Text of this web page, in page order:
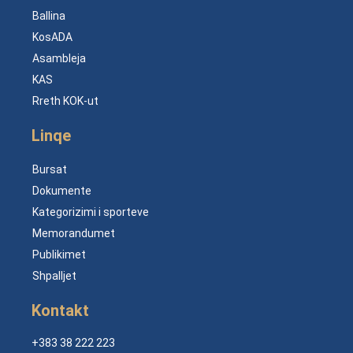
Ballina
KosADA
Asambleja
KAS
Rreth KOK-ut
Linqe
Bursat
Dokumente
Kategorizimi i sporteve
Memorandumet
Publikimet
Shpalljet
Kontakt
+383 38 222 223